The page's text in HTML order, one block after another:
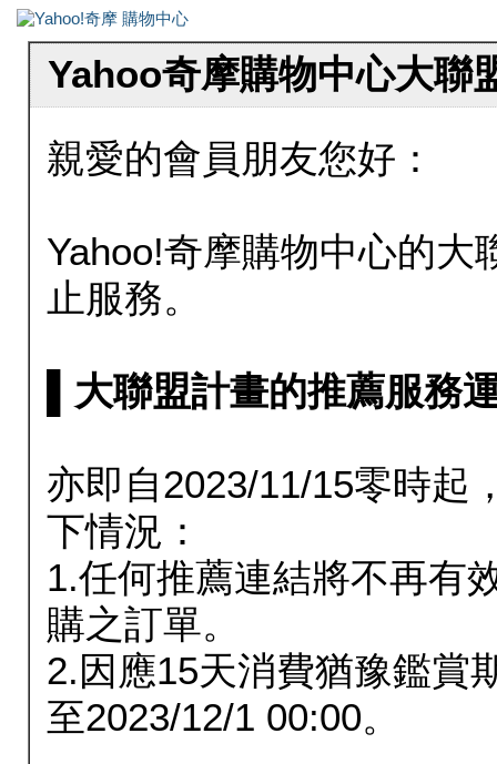
Yahoo奇摩購物中心大聯
親愛的會員朋友您好：
Yahoo!奇摩購物中心的大
止服務。
▌大聯盟計畫的推薦服務
亦即自2023/11/15零時起
下情況：
1.任何推薦連結將不再有
購之訂單。
2.因應15天消費猶豫鑑賞
至2023/12/1 00:00。